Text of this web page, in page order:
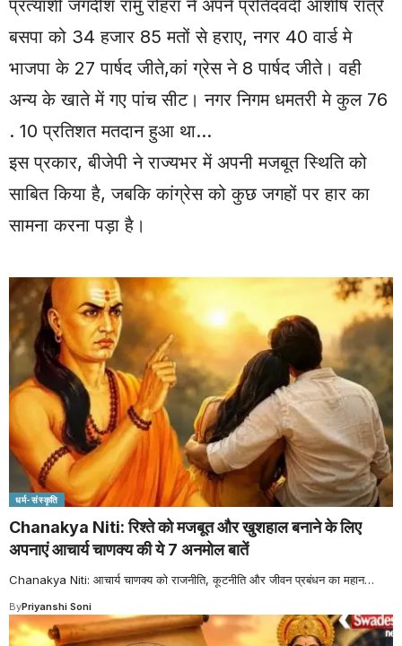
प्रत्याशी जगदीश रामु रोहरा ने अपने प्रतिदवंदी आशीष रात्रे
बसपा को 34 हजार 85 मतों से हराए, नगर 40 वार्ड मे
भाजपा के 27 पार्षद जीते,कां ग्रेस ने 8 पार्षद जीते। वही
अन्य के खाते में गए पांच सीट। नगर निगम धमतरी मे कुल 76
. 10 प्रतिशत मतदान हुआ था…
इस प्रकार, बीजेपी ने राज्यभर में अपनी मजबूत स्थिति को
साबित किया है, जबकि कांग्रेस को कुछ जगहों पर हार का
सामना करना पड़ा है।
धर्म-संस्कृति
Chanakya Niti: रिश्ते को मजबूत और खुशहाल बनाने के लिए
अपनाएं आचार्य चाणक्य की ये 7 अनमोल बातें
Chanakya Niti: आचार्य चाणक्य को राजनीति, कूटनीति और जीवन प्रबंधन का महान…
ByPriyanshi Soni